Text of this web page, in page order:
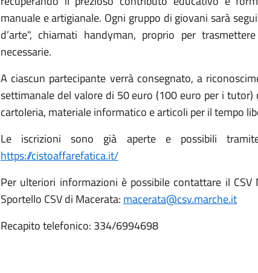
manuale e artigianale. Ogni gruppo di giovani sarà
d’arte", chiamati handyman, proprio per
necessarie.
A ciascun partecipante verrà consegnato, a
settimanale del valore di 50 euro (100 euro per i tutor)
cartoleria, materiale informatico e articoli per il tempo
Le iscrizioni sono già aperte e possibili
https://cistoaffarefatica.it/
Per ulteriori informazioni è possibile contattare il
Sportello CSV di Macerata: macerata@csv.marche.it
Recapito telefonico: 334/6994698